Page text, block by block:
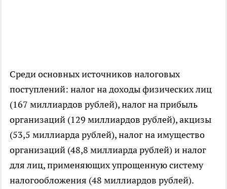
Среди основных источников налоговых
поступлений: налог на доходы физических лиц
(167 миллиардов рублей), налог на прибыль
организаций (129 миллиардов рублей), акцизы
(53,5 миллиарда рублей), налог на имущество
организаций (48,8 миллиарда рублей) и налог
для лиц, применяющих упрощенную систему
налогообложения (48 миллиардов рублей).